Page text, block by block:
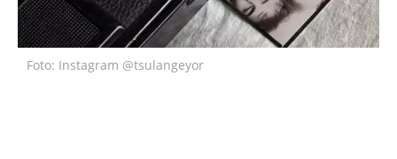
Foto: Instagram @tsulangeyor